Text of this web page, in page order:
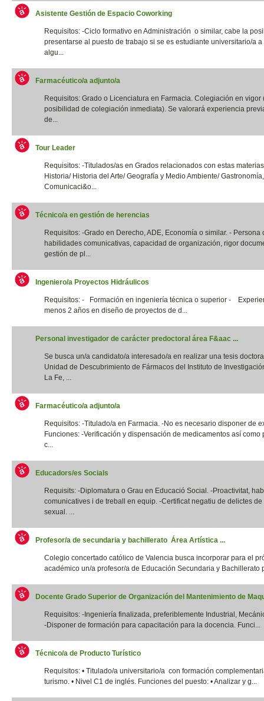
Asistente Gestión de Espacio Coworking
Requisitos: -Ciclo formativo en Administración o similar, cabe la
presentarse al puesto de trabajo si se es estudiante universitario/a a
algu...
Farmacéutico/a adjunto/a
Requisitos: Grado o Licenciatura en Farmacia. Colegiación en vigor
posibilidad de colegiación inmediata). Se valorará experiencia
de...
Tour Leader
Requisitos: -Titulados/as en Grados relacionados con estas
Historia/ Historia del Arte/ Geografía y Medio Ambiente/ Gastronomía,
Comunicaci&o...
Técnico/a en gestión de herencias
Requisitos: -Grado en Derecho, ADE, Economía o similar. - Persona
habilidades comunicativas, capacidad de organización, rigor
gestión de pl...
Ingeniero/a Proyectos Hidráulicos
Requisitos: - Formación en ingeniería técnica o superior -
menos 2 años en diseño de proyectos de d...
Personal investigador de carácter predoctoral área F&aac ...
Se busca un/a candidato/a interesado/a en realizar una tesis
Unidad de Descubrimiento de Fármacos del Instituto de
La Fe, ...
Farmacéutico/a adjunto/a
Requisitos: -Titulado/a en Farmacia. -No es necesario disponer de
Funciones: -Verificación y dispensación de medicamentos así como
c...
Educadors/es Socials
Requisits: -Diplomatura o Grau en Educació Social. -Proactivitat,
comunicatives i de treball en equip. -Certificat negatiu de delictes
sexual. ...
Profesor/a de secundaria y bachillerato Área Artística ...
Colegio concertado católico de Valencia busca incorporar para el
académico un/a profesor/a de Educación Secundaria y Bachillerato
Docente Grado Superior de Organización del Mantenimiento de
Requisitos: -Ingeniería finalizada, preferiblemente Industrial,
-Disponer de formación para capacitación para la docencia. Funci...
Técnico/a de Producto Turístico
Requisitos: • Titulado/a universitario/a con formación
turismo. • Nivel C1 de inglés. Funciones del puesto: • Analizar y g...